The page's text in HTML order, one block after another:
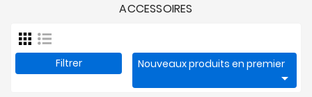
Bain
Vêtements
ACCESSOIRES
Filtrer Nouveaux produits en premier
